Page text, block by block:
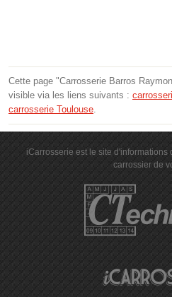
Cette page "Carrosserie Barros
visible via les liens suivants :
carrosserie Toulouse
iCarrosserie est le site d'informations
carrossier de